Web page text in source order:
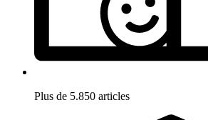
Plus de 5.850 articles